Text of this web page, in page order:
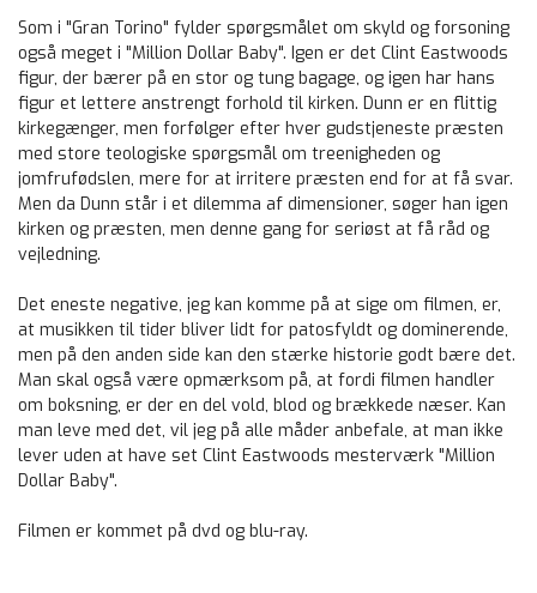
Som i "Gran Torino" fylder spørgsmålet om skyld og forsoning
også meget i "Million Dollar Baby". Igen er det Clint Eastwoods
figur, der bærer på en stor og tung bagage, og igen har hans
figur et lettere anstrengt forhold til kirken. Dunn er en flittig
kirkegænger, men forfølger efter hver gudstjeneste præsten
med store teologiske spørgsmål om treenigheden og
jomfrufødslen, mere for at irritere præsten end for at få svar.
Men da Dunn står i et dilemma af dimensioner, søger han igen
kirken og præsten, men denne gang for seriøst at få råd og
vejledning.
Det eneste negative, jeg kan komme på at sige om filmen, er,
at musikken til tider bliver lidt for patosfyldt og dominerende,
men på den anden side kan den stærke historie godt bære det.
Man skal også være opmærksom på, at fordi filmen handler
om boksning, er der en del vold, blod og brækkede næser. Kan
man leve med det, vil jeg på alle måder anbefale, at man ikke
lever uden at have set Clint Eastwoods mesterværk "Million
Dollar Baby".
Filmen er kommet på dvd og blu-ray.